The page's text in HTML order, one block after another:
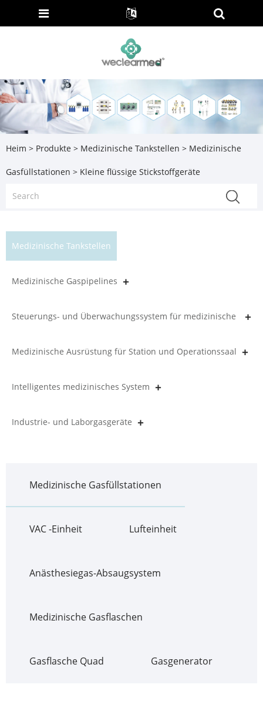
Heim > Produkte > Medizinische Tankstellen > Medizinische
Gasfüllstationen > Kleine flüssige Stickstoffgeräte
Medizinische Tankstellen
Medizinische Gaspipelines
Steuerungs- und Überwachungssystem für medizinische
Gasleitungen
Medizinische Ausrüstung für Station und Operationssaal
Intelligentes medizinisches System
Industrie- und Laborgasgeräte
Medizinische Gasfüllstationen
VAC -Einheit Lufteinheit
Anästhesiegas-Absaugsystem
Medizinische Gasflaschen
Gasflasche Quad Gasgenerator